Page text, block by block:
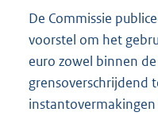
De Commissie
voorstel om het
euro zowel binnen
grensoverschrijdend